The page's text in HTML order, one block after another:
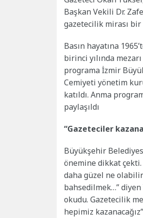
Başkan Vekili Dr.
gazetecilik mirası bir
Basın hayatına
birinci yılında
programa İzmir
Cemiyeti yönetim
katıldı. Anma
paylaşıldı
“Gazeteciler
Büyükşehir
önemine dikkat
daha güzel ne
bahsedilmek…” diyen
okudu. Gazetecilik
hepimiz